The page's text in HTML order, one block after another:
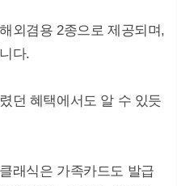
외겸용 2종으로 제공되며,
다.
던 혜택에서도 알 수 있듯
래식은 가족카드도 발급